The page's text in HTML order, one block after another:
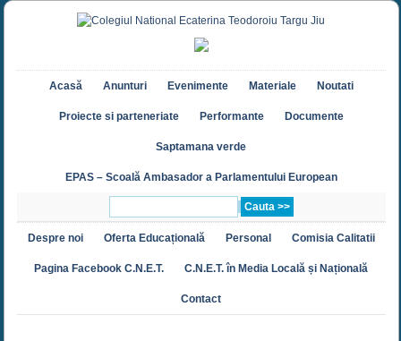
Acasă Anunturi Evenimente Materiale Noutati
Proiecte si parteneriate Performante Documente
Saptamana verde
EPAS – Scoală Ambasador a Parlamentului European
Despre noi Oferta Educațională Personal Comisia Calitatii
Pagina Facebook C.N.E.T. C.N.E.T. în Media Locală și Națională
Contact